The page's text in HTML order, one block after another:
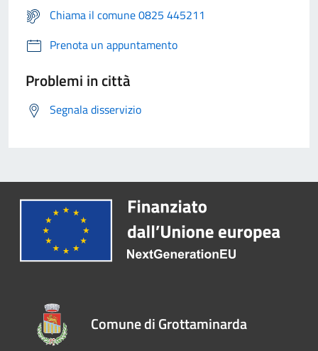
Chiama il comune 0825 445211
Prenota un appuntamento
Problemi in città
Segnala disservizio
Comune di Grottaminarda